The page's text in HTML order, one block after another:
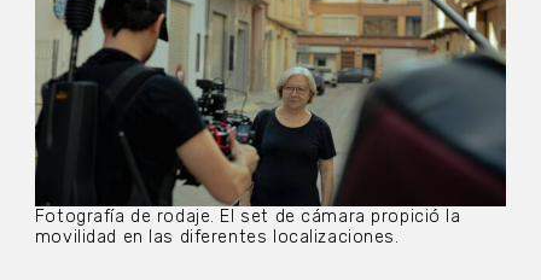
Fotografía de rodaje. El set de cámara propició la
movilidad en las diferentes localizaciones.